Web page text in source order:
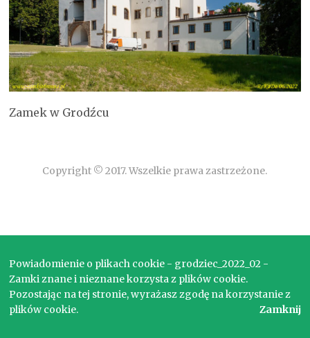
Zamek w Grodźcu
Copyright © 2017. Wszelkie prawa zastrzeżone.
Powiadomienie o plikach cookie - grodziec_2022_02 -
Zamki znane i nieznane korzysta z plików cookie.
Pozostając na tej stronie, wyrażasz zgodę na korzystanie z
plików cookie.
Zamknij